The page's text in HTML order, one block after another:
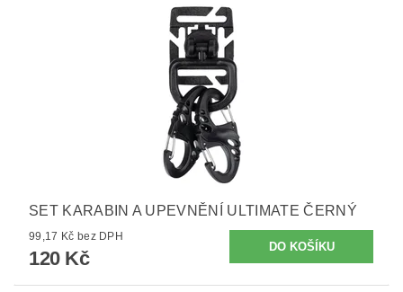
SET KARABIN A UPEVNĚNÍ ULTIMATE ČERNÝ
99,17 Kč bez DPH
120 Kč